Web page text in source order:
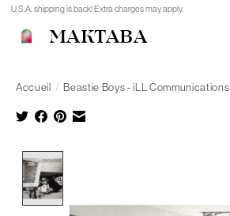
U.S.A. shipping is back! Extra charges may apply.
MAKTABA
Accueil / Beastie Boys - iLL Communications